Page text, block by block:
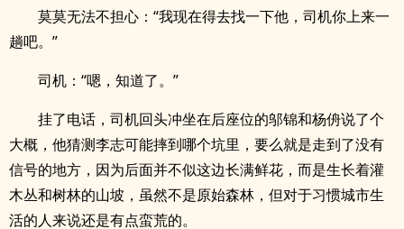
莫莫无法不担心：“我现在得去找一下他，司机你上来一
趟吧。”
司机：“嗯，知道了。”
挂了电话，司机回头冲坐在后座位的邬锦和杨侜说了个
大概，他猜测李志可能摔到哪个坑里，要么就是走到了没有
信号的地方，因为后面并不似这边长满鲜花，而是生长着灌
木丛和树林的山坡，虽然不是原始森林，但对于习惯城市生
活的人来说还是有点蛮荒的。